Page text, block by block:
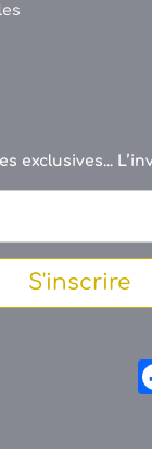
exclusives...
S'inscrire